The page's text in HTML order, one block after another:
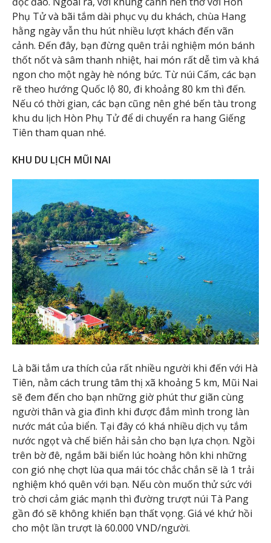
Phụ Tử và bãi tắm dài phục vụ du khách, chùa Hang
hằng ngày vẫn thu hút nhiều lượt khách đến vãn
cảnh. Đến đây, bạn đừng quên trải nghiệm món bánh
thốt nốt và sâm thanh nhiệt, hai món rất dễ tìm và khá
ngon cho một ngày hè nóng bức. Từ núi Cấm, các bạn
rẽ theo hướng Quốc lộ 80, đi khoảng 80 km thì đến.
Nếu có thời gian, các bạn cũng nên ghé bến tàu trong
khu du lịch Hòn Phụ Tử để di chuyển ra hang Giếng
Tiên tham quan nhé.
KHU DU LỊCH MŨI NAI
Là bãi tắm ưa thích của rất nhiều người khi đến với Hà
Tiên, nằm cách trung tâm thị xã khoảng 5 km, Mũi Nai
sẽ đem đến cho bạn những giờ phút thư giãn cùng
người thân và gia đình khi được đắm mình trong làn
nước mát của biển. Tại đây có khá nhiều dịch vụ tắm
nước ngọt và chế biến hải sản cho bạn lựa chọn. Ngồi
trên bờ đê, ngắm bãi biển lúc hoàng hôn khi những
con gió nhẹ chợt lùa qua mái tóc chắc chắn sẽ là 1 trải
nghiệm khó quên với bạn. Nếu còn muốn thử sức với
trò chơi cảm giác mạnh thì đường trượt núi Tà Pang
gần đó sẽ không khiến bạn thất vọng. Giá vé khứ hồi
cho một lần trượt là 60.000 VND/người.